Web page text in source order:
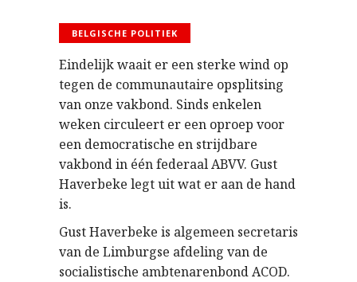
BELGISCHE POLITIEK
Eindelijk waait er een sterke wind op
tegen de communautaire opsplitsing
van onze vakbond. Sinds enkelen
weken circuleert er een oproep voor
een democratische en strijdbare
vakbond in één federaal ABVV. Gust
Haverbeke legt uit wat er aan de hand
is.
Gust Haverbeke is algemeen secretaris
van de Limburgse afdeling van de
socialistische ambtenarenbond ACOD.